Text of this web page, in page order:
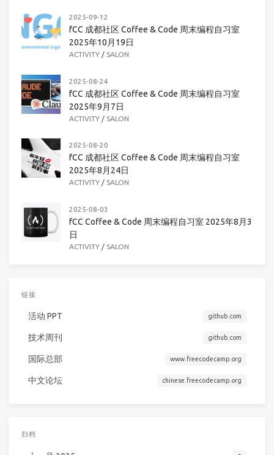
2025-09-12
fCC 成都社区 Coffee & Code 周末编程自习室
2025年10月19日
ACTIVITY / SALON
2025-08-24
fCC 成都社区 Coffee & Code 周末编程自习室
2025年9月7日
ACTIVITY / SALON
2025-08-20
fCC 成都社区 Coffee & Code 周末编程自习室
2025年8月24日
ACTIVITY / SALON
2025-08-03
fCC Coffee & Code 周末编程自习室 2025年8月3
日
ACTIVITY / SALON
链接
活动 PPT github.com
技术周刊 github.com
国际总部 www.freecodecamp.org
中文论坛 chinese.freecodecamp.org
归档